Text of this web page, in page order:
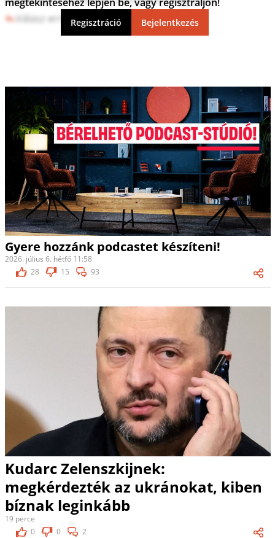
Válasz erre 2 0
Regisztráció Bejelentkezés
Gyere hozzánk podcastet készíteni!
2026. július 6. hétfő 11:58
28
15 93
Kudarc Zelenszkijnek:
megkérdezték az ukránokat, kiben
bíznak leginkább
19 perce
0
0 2